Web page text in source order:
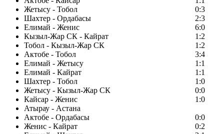
Жетысу - Тобол
0:3
Шахтер - Ордабасы
2:3
Елимай - Женис
6:0
Кызыл-Жар СК - Кайрат
1:2
Тобол - Кызыл-Жар СК
1:2
Актобе - Тобол
3:4
Елимай - Жетысу
1:1
Елимай - Кайрат
1:1
Шахтер - Тобол
1:0
Жетысу - Кызыл-Жар СК
0:0
Кайсар - Женис
1:0
Атырау - Астана
Актобе - Ордабасы
0:0
Женис - Кайрат
0:2